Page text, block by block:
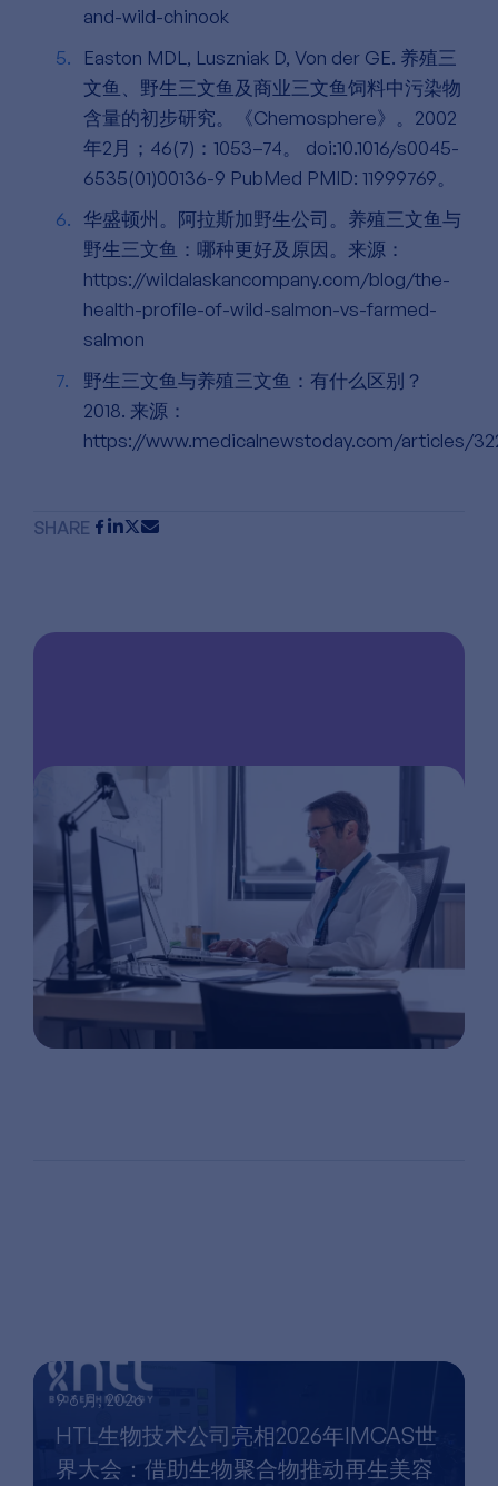
and-wild-chinook
Easton MDL, Luszniak D, Von der GE. 养殖三
文鱼、野生三文鱼及商业三文鱼饲料中污染物
含量的初步研究。《Chemosphere》。2002
年2月；46(7)：1053–74。 doi:10.1016/s0045-
6535(01)00136-9 PubMed PMID: 11999769。
华盛顿州。阿拉斯加野生公司。养殖三文鱼与
野生三文鱼：哪种更好及原因。来源：
https://wildalaskancompany.com/blog/the-
health-profile-of-wild-salmon-vs-farmed-
salmon
野生三文鱼与养殖三文鱼：有什么区别？
2018. 来源：
https://www.medicalnewstoday.com/articles/
SHARE
9 6 月, 2026
HTL生物技术公司亮相2026年IMCAS世
界大会：借助生物聚合物推动再生美容